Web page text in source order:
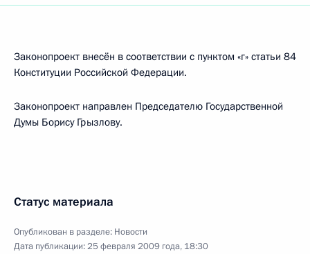
Законопроект внесён в соответствии с пунктом «г» статьи 84
Конституции Российской Федерации.
Законопроект направлен Председателю Государственной
Думы Борису Грызлову.
Статус материала
Опубликован в разделе: Новости
Дата публикации:25 февраля 2009 года, 18:30